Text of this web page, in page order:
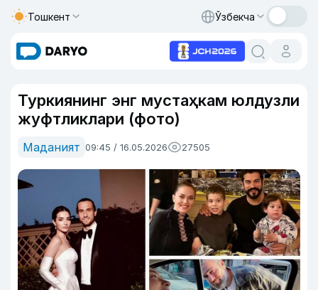
Тошкент Ўзбекча
Туркиянинг энг мустаҳкам юлдузли
жуфтликлари (фото)
Маданият 09:45 / 16.05.2026 27505